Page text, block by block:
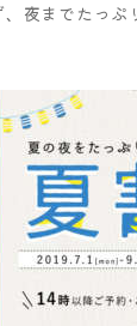
夜までたっぷ